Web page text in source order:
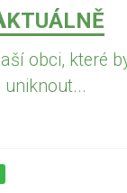
KTUÁLNĚ
obci, které
uniknout...